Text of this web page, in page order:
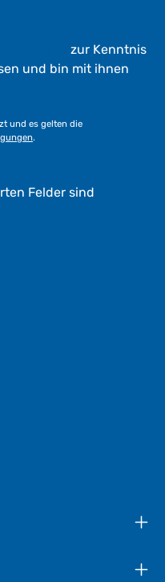
zur Kenntnis
und bin mit ihnen
und es gelten die
.
Felder sind